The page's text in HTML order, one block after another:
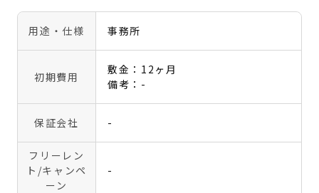
用途・仕様 事務所
初期費用
敷金：12ヶ月
備考：-
保証会社 -
フリーレン
ト /キャンペ
ーン
-